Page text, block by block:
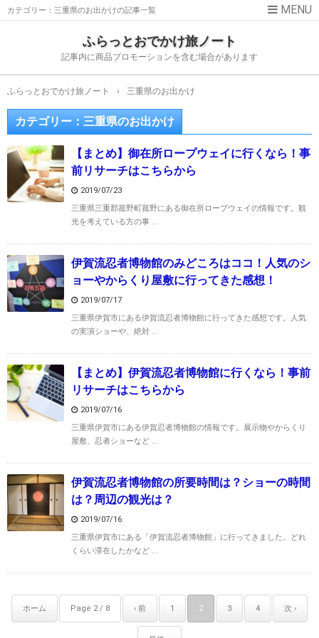
カテゴリー：三重県のお出かけの記事一覧
ふらっとおでかけ旅ノート
記事内に商品プロモーションを含む場合があります
ふらっとおでかけ旅ノート › 三重県のお出かけ
カテゴリー：三重県のお出かけ
【まとめ】御在所ロープウェイに行くなら！事
前リサーチはこちらから
2019/07/23
三重県三重郡菰野町菰野にある御在所ロープウェイの情報です。観
光を考えている方の事 ...
伊賀流忍者博物館のみどころはココ！人気のシ
ョーやからくり屋敷に行ってきた感想！
2019/07/17
三重県伊賀市にある伊賀流忍者博物館に行ってきた感想です。人気
の実演ショーや、絶対 ...
【まとめ】伊賀流忍者博物館に行くなら！事前
リサーチはこちらから
2019/07/16
三重県伊賀市にある伊賀忍者博物館の情報です。展示物やからくり
屋敷、忍者ショーなど ...
伊賀流忍者博物館の所要時間は？ショーの時間
は？周辺の観光は？
2019/07/16
三重県伊賀市にある「伊賀流忍者博物館」に行ってきました。どれ
くらい滞在したかなど ...
ホーム Page 2 / 8 ‹ 前 1 2 3 4 次 ›